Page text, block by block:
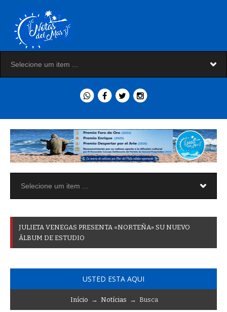
JULIETA VENEGAS PRESENTA «NORTEÑA» SU NUEVO
ÁLBUM DE ESTUDIO
USTED ESTA AQUI
Início → Notícias → Busca